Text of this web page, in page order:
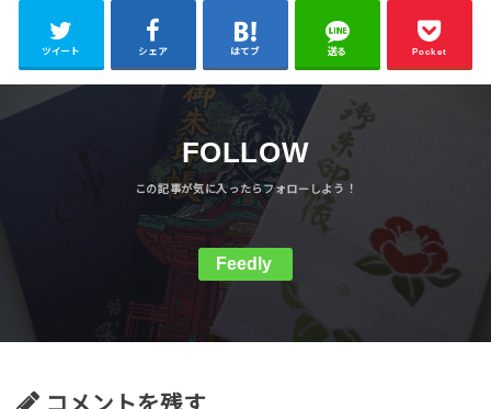
ツイート シェア はてブ 送る Pocket
FOLLOW
Feedly
コメントを残す